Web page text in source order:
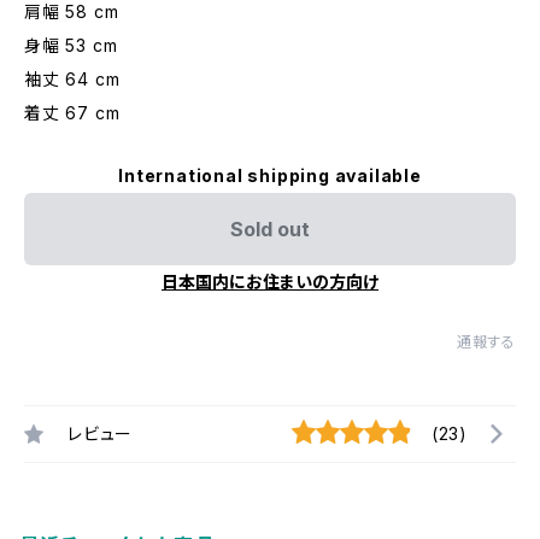
肩幅 58 cm
身幅 53 cm
袖丈 64 cm
着丈 67 cm
International shipping available
Sold out
日本国内にお住まいの方向け
通報する
レビュー (23)